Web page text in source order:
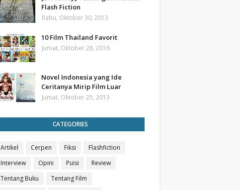
Flash Fiction
Rabu, Oktober 30, 2013
10 Film Thailand Favorit
Jumat, Oktober 28, 2016
Novel Indonesia yang Ide
Ceritanya Mirip Film Luar
Jumat, Oktober 25, 2013
CATEGORIES
Artikel Cerpen Fiksi
Flashfiction
Interview
Opini Puisi
Review
Tentang Buku
Tentang Film